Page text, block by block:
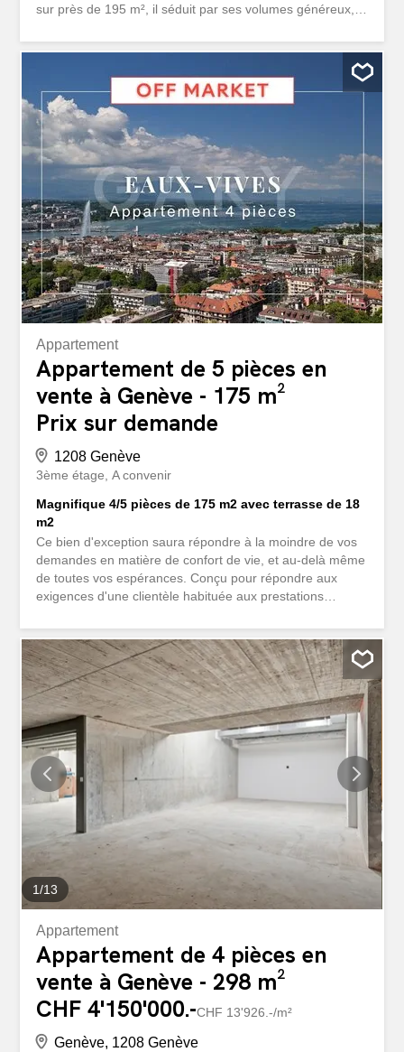
sur près de 195 m², il séduit par ses volumes généreux,
finitions. L'appartement comprend deux suites avec salles
ouverts sur une agréable terrasse ainsi que des
équipements haut de gamme répondant aux standards
les plus exigeants. Les résidents bénéficient d'un
ensemble de prestations exclusives comprenant un
service de conciergerie à l'américaine, un espace
Wellness & Spa privé avec piscine intérieure, sauna,
hammam, salle de massage et fitness, ainsi qu'un parking
sécurisé avec bornes de recharge électriques.
Idéalement situé à proximité du centre-ville, du lac, des
transports publics et de toutes les...
Appartement
Appartement de 5 pièces en
vente à Genève - 175 m²
Prix sur demande
1208 Genève
3ème étage A convenir
Magnifique 4/5 pièces de 175 m2 avec terrasse de 18
m2
Ce bien d'exception saura répondre à la moindre de vos
demandes en matière de confort de vie, et au-delà même
de toutes vos espérances. Conçu pour répondre aux
exigences d'une clientèle habituée aux prestations
pièces bénéficie d'une belle terrasse avec vue sur la ville
et la nature, ainsi qu' un cadre de vie hors du commun.
COMMERCIALISATION OFF-MARKET : À la demande
des propriétaires, et selon nos engagement envers eux,
la commercialisation du bien se doit d'être confidentielle
et sécurisée. Afin de qualifier les clients répondant aux
critères d' acquisition, la transmission du dossier de vente
est conditionnée par l'envoi préalable d'une demande
écrite par e-mail, mentionnant impérativement l'identité
de l'acquéreur, ses coordonnées de contacts personnels,
et le descriptif détaillé de son projet d'achat en indiquant
bien le budget financier...
1/13
Appartement
Appartement de 4 pièces en
vente à Genève - 298 m²
CHF 4'150'000.-CHF 13'926.-/m²
Genève, 1208 Genève